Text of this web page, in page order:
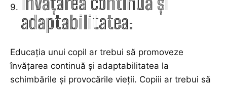
adaptabilitatea:
Educația unui copil ar trebui să promoveze
învățarea continuă și adaptabilitatea la
schimbările și provocările vieții. Copiii ar trebui să